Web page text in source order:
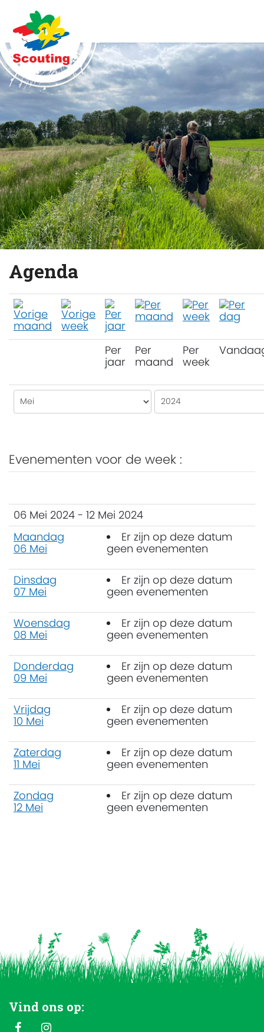
Agenda
Per
jaar
Per
maand
Per
week
Evenementen voor de week :
06 Mei 2024 - 12 Mei 2024
Maandag
06 Mei
Er zijn op deze datum
geen evenementen
Dinsdag
07 Mei
Er zijn op deze datum
geen evenementen
Woensdag
08 Mei
Er zijn op deze datum
geen evenementen
Donderdag
09 Mei
Er zijn op deze datum
geen evenementen
Vrijdag
10 Mei
Er zijn op deze datum
geen evenementen
Zaterdag
11 Mei
Er zijn op deze datum
geen evenementen
Zondag
12 Mei
Er zijn op deze datum
geen evenementen
Vind ons op: